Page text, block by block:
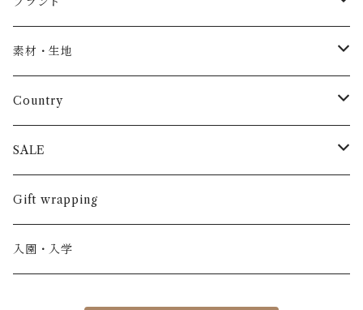
トップス
長袖
半袖
パンツ
長ズボン
半ズボン
スカート
ワンピース
カーディガン / 羽織もの
AS WE GROW
ARCH&LINE
BABE & TESS
BOBOCHOSES
BONHEUR DU JOUR
素材・生地
コットン 100%
リネン( 麻 )
ウール
アルパカ
Country
France / フランス
Italy / イタリア
NY / ニューヨーク
SALE
男の子
女の子
Gift wrapping
入園・入学